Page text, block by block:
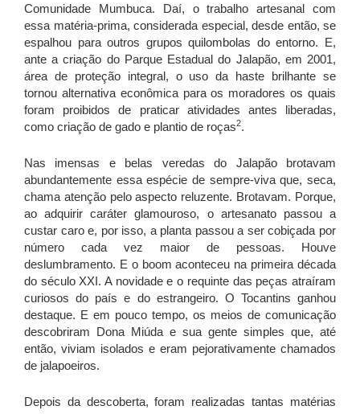
Comunidade Mumbuca. Daí, o trabalho artesanal com
essa matéria-prima, considerada especial, desde então, se
espalhou para outros grupos quilombolas do entorno. E,
ante a criação do Parque Estadual do Jalapão, em 2001,
área de proteção integral, o uso da haste brilhante se
tornou alternativa econômica para os moradores os quais
foram proibidos de praticar atividades antes liberadas,
como criação de gado e plantio de roças2.
Nas imensas e belas veredas do Jalapão brotavam
abundantemente essa espécie de sempre-viva que, seca,
chama atenção pelo aspecto reluzente. Brotavam. Porque,
ao adquirir caráter glamouroso, o artesanato passou a
custar caro e, por isso, a planta passou a ser cobiçada por
número cada vez maior de pessoas. Houve
deslumbramento. E o boom aconteceu na primeira década
do século XXI. A novidade e o requinte das peças atraíram
curiosos do país e do estrangeiro. O Tocantins ganhou
destaque. E em pouco tempo, os meios de comunicação
descobriram Dona Miúda e sua gente simples que, até
então, viviam isolados e eram pejorativamente chamados
de jalapoeiros.
Depois da descoberta, foram realizadas tantas matérias